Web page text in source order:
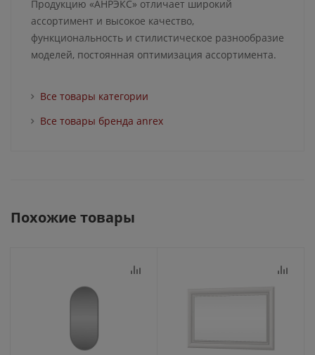
Продукцию «АНРЭКС» отличает широкий
ассортимент и высокое качество,
функциональность и стилистическое разнообразие
моделей, постоянная оптимизация ассортимента.
Все товары категории
Все товары бренда anrex
Похожие товары